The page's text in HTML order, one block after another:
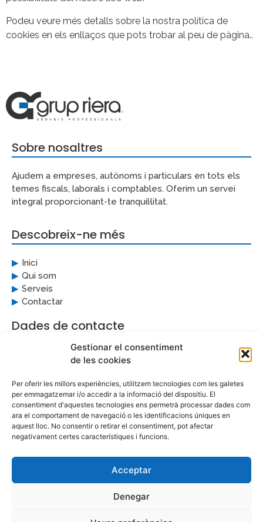
Gestionar el consentiment
de les cookies
Per oferir les millors experiències, utilitzem tecnologies com les galetes
per emmagatzemar i/o accedir a la informació del dispositiu. El
consentiment d'aquestes tecnologies ens permetrà processar dades com
ara el comportament de navegació o les identificacions úniques en
aquest lloc. No consentir o retirar el consentiment, pot afectar
negativament certes característiques i funcions.
Acceptar
Denegar
Podeu veure més detalls sobre la nostra política de
cookies en els enllaços que pots trobar al peu de pàgina..
Sobre nosaltres
Ajudem a empreses, autònoms i particulars en tots els
temes fiscals, laborals i comptables. Oferim un servei
integral proporcionant-te tranquil·litat.
Descobreix-ne més
Inici
Qui som
Serveis
Contactar
Dades de contacte
grupriera@grupriera.cat
Copyright © | Grup Riera 2022
Desenvolupament web by